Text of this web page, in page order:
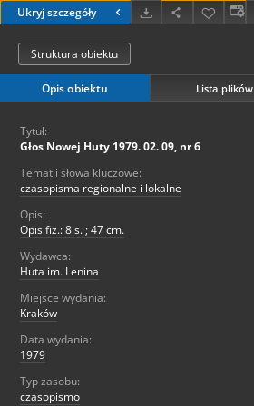
Ukryj szczegóły
Struktura obiektu
Opis obiektu Lista plików
Tytuł:
Głos Nowej Huty 1979. 02. 09, nr 6
Temat i słowa kluczowe:
czasopisma regionalne i lokalne
Opis:
Opis fiz.: 8 s. ; 47 cm.
Wydawca:
Huta im. Lenina
Miejsce wydania:
Kraków
Data wydania:
1979
Typ zasobu:
czasopismo